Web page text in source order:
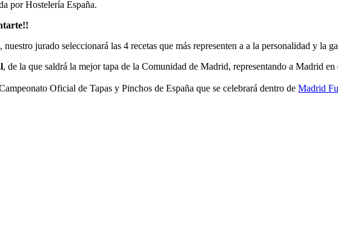
por Hostelería España.
, nuestro jurado seleccionará las 4 recetas que más representen a a la personalidad y la
, de la que saldrá la mejor tapa de la Comunidad de Madrid, representando a Madrid
Oficial de Tapas y Pinchos de España que se celebrará dentro de Madrid